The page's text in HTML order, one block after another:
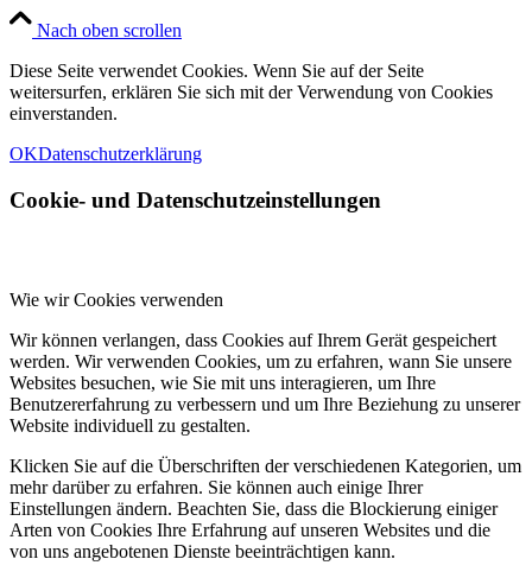
Nach oben scrollen
Diese Seite verwendet Cookies. Wenn Sie auf der Seite
weitersurfen, erklären Sie sich mit der Verwendung von Cookies
einverstanden.
OKDatenschutzerklärung
Cookie- und Datenschutzeinstellungen
Wie wir Cookies verwenden
Wir können verlangen, dass Cookies auf Ihrem Gerät gespeichert
werden. Wir verwenden Cookies, um zu erfahren, wann Sie unsere
Websites besuchen, wie Sie mit uns interagieren, um Ihre
Benutzererfahrung zu verbessern und um Ihre Beziehung zu unserer
Website individuell zu gestalten.
Klicken Sie auf die Überschriften der verschiedenen Kategorien, um
mehr darüber zu erfahren. Sie können auch einige Ihrer
Einstellungen ändern. Beachten Sie, dass die Blockierung einiger
Arten von Cookies Ihre Erfahrung auf unseren Websites und die
von uns angebotenen Dienste beeinträchtigen kann.